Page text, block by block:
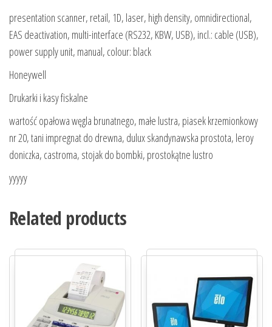
presentation scanner, retail, 1D, laser, high density, omnidirectional,
EAS deactivation, multi-interface (RS232, KBW, USB), incl.: cable (USB),
power supply unit, manual, colour: black
Honeywell
Drukarki i kasy fiskalne
wartość opałowa węgla brunatnego, małe lustra, piasek krzemionkowy
nr 20, tani impregnat do drewna, dulux skandynawska prostota, leroy
doniczka, castroma, stojak do bombki, prostokątne lustro
yyyyy
Related products